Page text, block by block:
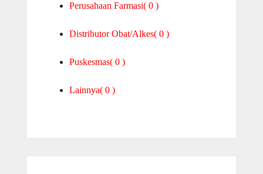
Perusahaan Farmasi( 0 )
Distributor Obat/Alkes( 0 )
Puskesmas( 0 )
Lainnya( 0 )